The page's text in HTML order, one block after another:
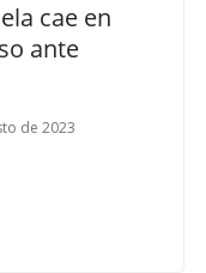
cae en
ante
de 2023